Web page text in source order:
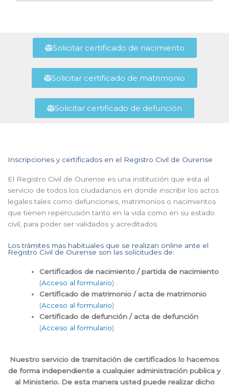
Solicitar certificado de nacimiento
Solicitar certificado de matrimonio
Solicitar certificado de defunción
Inscripciones y certificados en el Registro Civil de Ourense
El Registro Civil de Ourense es una institución que esta al
servicio de todos los ciudadanos en donde inscribir los actos
legales tales como defunciones, matrimonios o nacimientos
que tienen repercusión tanto en la vida como en su estado
civil, para poder ser validados y acreditados.
Los trámites mas habituales que se realizan online ante el
Registro Civil de Ourense son las solicitudes de:
Certificados de nacimiento / partida de nacimiento
(Acceso al formulario)
Certificado de matrimonio / acta de matrimonio
(Acceso al formulario)
Certificado de defunción / acta de defunción
(Acceso al formulario)
Nuestro servicio de tramitación de certificados lo hacemos
de forma independiente a cualquier administración publica y
al Ministerio. De esta manera usted puede realizar dicho